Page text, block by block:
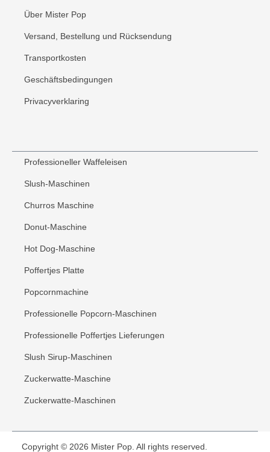
Über Mister Pop
Versand, Bestellung und Rücksendung
Transportkosten
Geschäftsbedingungen
Privacyverklaring
Professioneller Waffeleisen
Slush-Maschinen
Churros Maschine
Donut-Maschine
Hot Dog-Maschine
Poffertjes Platte
Popcornmachine
Professionelle Popcorn-Maschinen
Professionelle Poffertjes Lieferungen
Slush Sirup-Maschinen
Zuckerwatte-Maschine
Zuckerwatte-Maschinen
Copyright © 2026 Mister Pop. All rights reserved.